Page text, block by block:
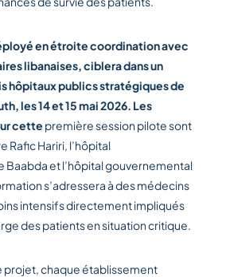
en étroite coordination avec
libanaises, ciblera dans un
hôpitaux publics stratégiques de
les 14 et 15 mai 2026. Les
cette première session pilote sont
Rafic Hariri, l’hôpital
Baabda et l’hôpital gouvernemental
s’adressera à des médecins
intensifs directement impliqués
des patients en situation critique.
projet, chaque établissement